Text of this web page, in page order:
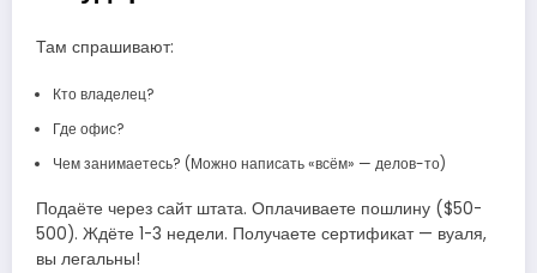
Там спрашивают:
Кто владелец?
Где офис?
Чем занимаетесь? (Можно написать «всём» — делов-то)
Подаёте через сайт штата. Оплачиваете пошлину ($50-
500). Ждёте 1-3 недели. Получаете сертификат — вуаля,
вы легальны!